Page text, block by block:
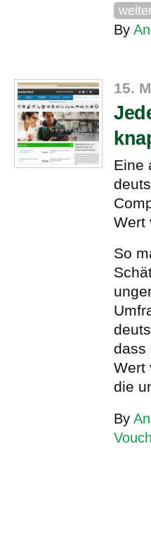
By
15.
Eine
Wert
So
dass
Wert
die
By